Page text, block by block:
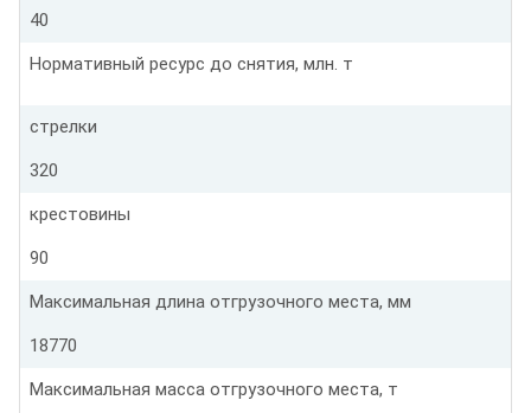
40
Нормативный ресурс до снятия, млн. т
стрелки
320
крестовины
90
Максимальная длина отгрузочного места, мм
18770
Максимальная масса отгрузочного места, т